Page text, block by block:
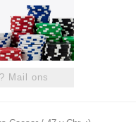
Mail ons